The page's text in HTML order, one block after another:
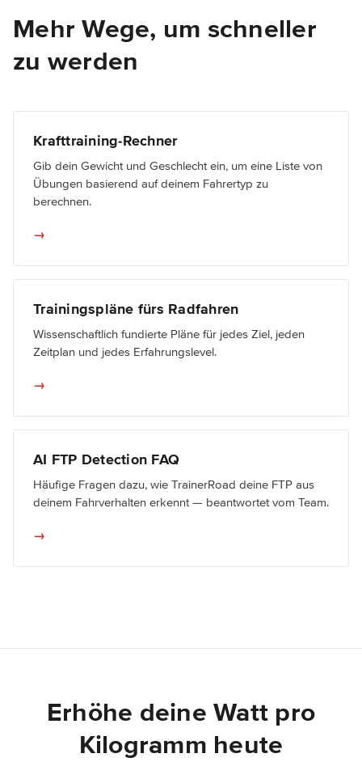
Mehr Wege, um schneller
zu werden
Krafttraining-Rechner
Gib dein Gewicht und Geschlecht ein, um eine Liste von
Übungen basierend auf deinem Fahrertyp zu
berechnen.
→
Trainingspläne fürs Radfahren
Wissenschaftlich fundierte Pläne für jedes Ziel, jeden
Zeitplan und jedes Erfahrungslevel.
→
AI FTP Detection FAQ
Häufige Fragen dazu, wie TrainerRoad deine FTP aus
deinem Fahrverhalten erkennt — beantwortet vom Team.
→
Erhöhe deine Watt pro
Kilogramm heute